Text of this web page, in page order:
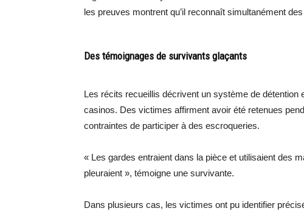
les preuves montrent qu’il reconnaît simultanément
Des témoignages de survivants glaçants
Les récits recueillis décrivent un système de
casinos. Des victimes affirment avoir été retenues
contraintes de participer à des escroqueries.
« Les gardes entraient dans la pièce et utilisaient des
pleuraient », témoigne une survivante.
Dans plusieurs cas, les victimes ont pu identifier